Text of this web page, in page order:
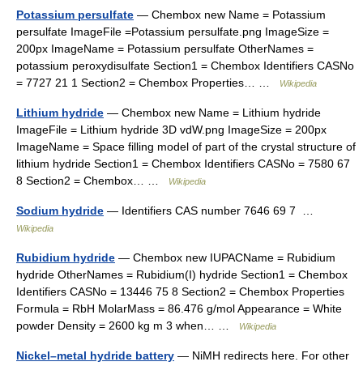
Potassium persulfate — Chembox new Name = Potassium
persulfate ImageFile =Potassium persulfate.png ImageSize =
200px ImageName = Potassium persulfate OtherNames =
potassium peroxydisulfate Section1 = Chembox Identifiers CASNo
= 7727 21 1 Section2 = Chembox Properties… …
Wikipedia
Lithium hydride — Chembox new Name = Lithium hydride
ImageFile = Lithium hydride 3D vdW.png ImageSize = 200px
ImageName = Space filling model of part of the crystal structure of
lithium hydride Section1 = Chembox Identifiers CASNo = 7580 67
8 Section2 = Chembox… …
Wikipedia
Sodium hydride — Identifiers CAS number 7646 69 7 …
Wikipedia
Rubidium hydride — Chembox new IUPACName = Rubidium
hydride OtherNames = Rubidium(I) hydride Section1 = Chembox
Identifiers CASNo = 13446 75 8 Section2 = Chembox Properties
Formula = RbH MolarMass = 86.476 g/mol Appearance = White
powder Density = 2600 kg m 3 when… …
Wikipedia
Nickel–metal hydride battery — NiMH redirects here. For other